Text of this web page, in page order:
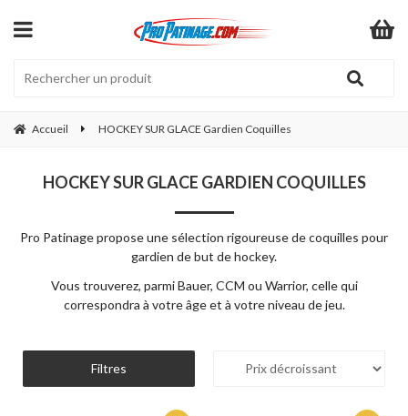
Accueil HOCKEY SUR GLACE Gardien Coquilles
HOCKEY SUR GLACE GARDIEN COQUILLES
Pro Patinage propose une sélection rigoureuse de coquilles pour
gardien de but de hockey.
Vous trouverez, parmi Bauer, CCM ou Warrior, celle qui
correspondra à votre âge et à votre niveau de jeu.
Filtres